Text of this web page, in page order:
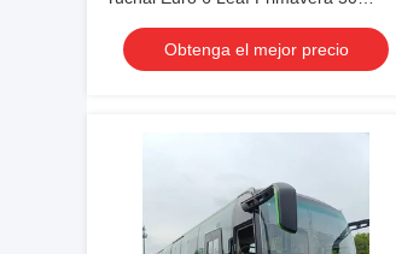
asientos 2023 Año Transporte de lujo
con aire acondicionado Para traslado o
larga distancia
Obtenga el mejor precio